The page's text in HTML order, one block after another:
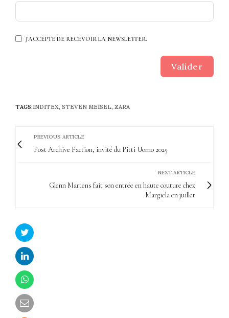
J'ACCEPTE DE RECEVOIR LA NEWSLETTER.
Valider
TAGS:INDITEX, STEVEN MEISEL, ZARA
PREVIOUS ARTICLE
Post Archive Faction, invité du Pitti Uomo 2025
NEXT ARTICLE
Glenn Martens fait son entrée en haute couture chez
Margiela en juillet